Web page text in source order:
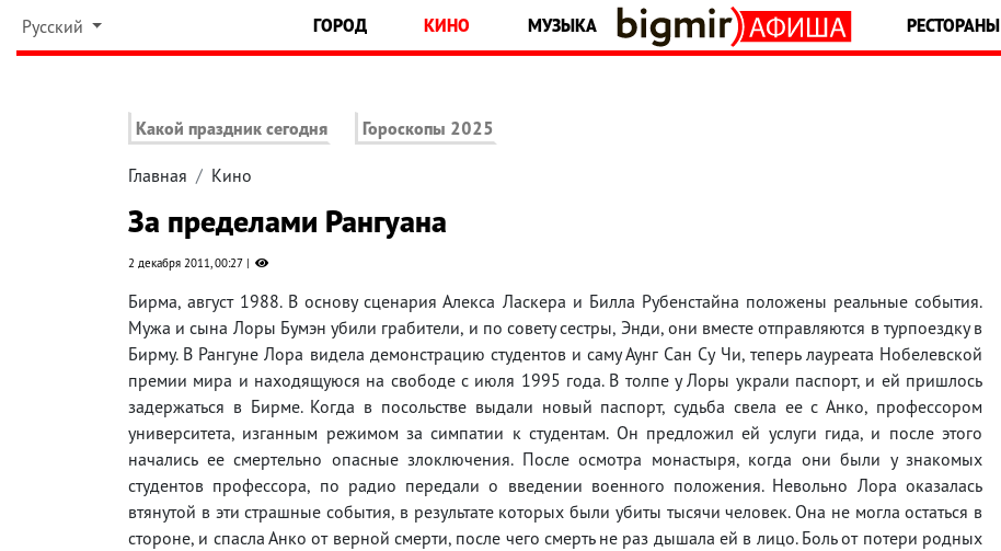
Русский ГОРОД КИНО МУЗЫКА РЕСТОРАНЫ
Какой праздник сегодня Гороскопы 2025
Главная Кино
За пределами Рангуана
2 декабря 2011, 00:27
Бирма, август 1988. В основу сценария Алекса Ласкера и Билла Рубенстайна положены реальные события.
Мужа и сына Лоры Бумэн убили грабители, и по совету сестры, Энди, они вместе отправляются в турпоездку в
Бирму. В Рангуне Лора видела демонстрацию студентов и саму Аунг Сан Су Чи, теперь лауреата Нобелевской
премии мира и находящуюся на свободе с июля 1995 года. В толпе у Лоры украли паспорт, и ей пришлось
задержаться в Бирме. Когда в посольстве выдали новый паспорт, судьба свела ее с Анко, профессором
университета, изганным режимом за симпатии к студентам. Он предложил ей услуги гида, и после этого
начались ее смертельно опасные злоключения. После осмотра монастыря, когда они были у знакомых
студентов профессора, по радио передали о введении военного положения. Невольно Лора оказалась
втянутой в эти страшные события, в результате которых были убиты тысячи человек. Она не могла остаться в
стороне, и спасла Анко от верной смерти, после чего смерть не раз дышала ей в лицо. Боль от потери родных